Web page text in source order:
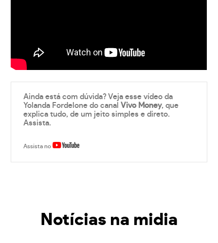
Ainda está com dúvida? Veja esse vídeo da
Yolanda Fordelone do canalVivo Money, que
explica tudo, de um jeito simples e direto.
Assista.
Assista no
Notícias na midia